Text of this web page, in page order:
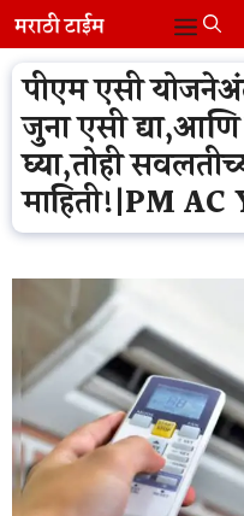
Skip
to
content
Menu
पीएम एसी
जुना एसी
घ्या,तोही
माहिती!|PM